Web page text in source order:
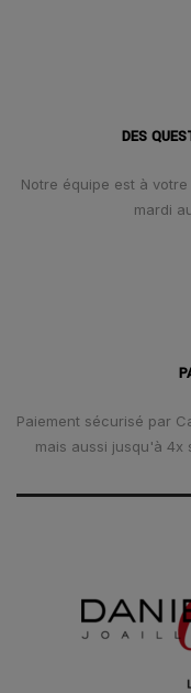
DES
Notre équipe est à
mardi
Paiement sécurisé par
mais aussi jusqu'à 4x